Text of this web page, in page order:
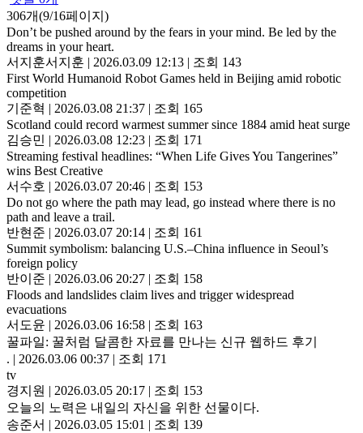
306개(9/16페이지)
Don’t be pushed around by the fears in your mind. Be led by the
dreams in your heart.
서지훈서지훈 | 2026.03.09 12:13 | 조회 143
First World Humanoid Robot Games held in Beijing amid robotic
competition
기준혁 | 2026.03.08 21:37 | 조회 165
Scotland could record warmest summer since 1884 amid heat surge
김승민 | 2026.03.08 12:23 | 조회 171
Streaming festival headlines: “When Life Gives You Tangerines”
wins Best Creative
서수호 | 2026.03.07 20:46 | 조회 153
Do not go where the path may lead, go instead where there is no
path and leave a trail.
반현준 | 2026.03.07 20:14 | 조회 161
Summit symbolism: balancing U.S.–China influence in Seoul’s
foreign policy
반이준 | 2026.03.06 20:27 | 조회 158
Floods and landslides claim lives and trigger widespread
evacuations
서도윤 | 2026.03.06 16:58 | 조회 163
꿀파일: 꿀처럼 달콤한 자료를 만나는 신규 웹하드 후기
. | 2026.03.06 00:37 | 조회 171
tv
경지원 | 2026.03.05 20:17 | 조회 153
오늘의 노력은 내일의 자신을 위한 선물이다.
송준서 | 2026.03.05 15:01 | 조회 139